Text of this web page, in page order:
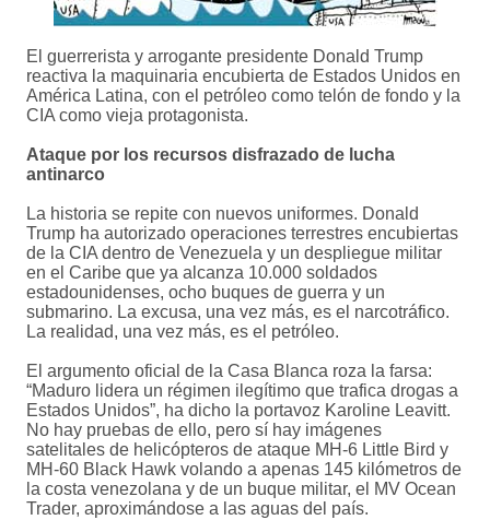
El guerrerista y arrogante presidente Donald Trump
reactiva la maquinaria encubierta de Estados Unidos en
América Latina, con el petróleo como telón de fondo y la
CIA como vieja protagonista.
Ataque por los recursos disfrazado de lucha
antinarco
La historia se repite con nuevos uniformes. Donald
Trump ha autorizado operaciones terrestres encubiertas
de la CIA dentro de Venezuela y un despliegue militar
en el Caribe que ya alcanza 10.000 soldados
estadounidenses, ocho buques de guerra y un
submarino. La excusa, una vez más, es el narcotráfico.
La realidad, una vez más, es el petróleo.
El argumento oficial de la Casa Blanca roza la farsa:
“Maduro lidera un régimen ilegítimo que trafica drogas a
Estados Unidos”, ha dicho la portavoz Karoline Leavitt.
No hay pruebas de ello, pero sí hay imágenes
satelitales de helicópteros de ataque MH-6 Little Bird y
MH-60 Black Hawk volando a apenas 145 kilómetros de
la costa venezolana y de un buque militar, el MV Ocean
Trader, aproximándose a las aguas del país.